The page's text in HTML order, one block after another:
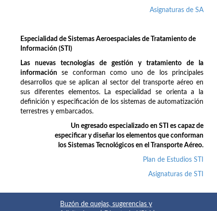
Asignaturas de SA
Especialidad de Sistemas Aeroespaciales de Tratamiento de
Información (STI)
Las nuevas tecnologías de gestión y tratamiento de la
información se conforman como uno de los principales
desarrollos que se aplican al sector del transporte aéreo en
sus diferentes elementos. La especialidad se orienta a la
definición y especificación de los sistemas de automatización
terrestres y embarcados.
Un egresado especializado en STI es capaz de
especificar y diseñar los elementos que conforman
los Sistemas Tecnológicos en el Transporte Aéreo.
Plan de Estudios STI
Asignaturas de STI
Buzón de quejas, sugerencias y